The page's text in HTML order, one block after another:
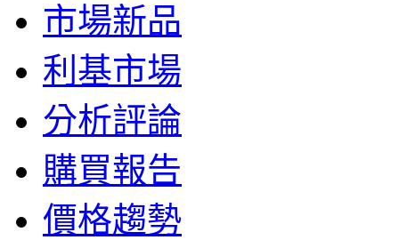
市場新品
利基市場
分析評論
購買報告
價格趨勢